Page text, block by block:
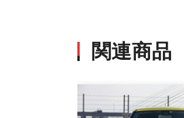
・決済後の正式注
商品名や説明等
・エアロパーツ・
また、小さな商品
関連商品